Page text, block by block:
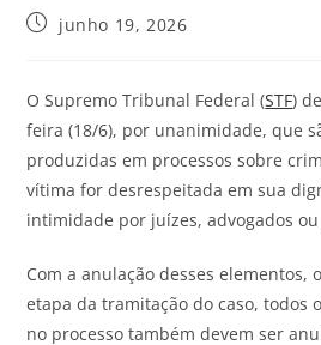
junho 19, 2026
O Supremo Tribunal Federal (STF)
feira (18/6), por unanimidade, que
produzidas em processos sobre
vítima for desrespeitada em sua
intimidade por juízes, advogados
Com a anulação desses
etapa da tramitação do caso, todos
no processo também devem ser